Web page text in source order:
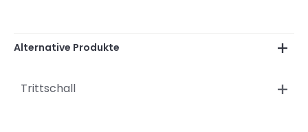
Alternative Produkte
Trittschall